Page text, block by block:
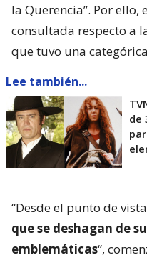
la Querencia”. Por
consultada respecto a
que tuvo una
Lee también...
de
“Desde el punto de
que se deshagan de
emblemáticas“,